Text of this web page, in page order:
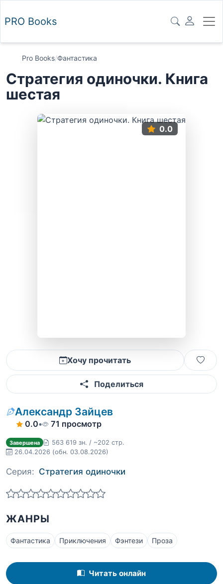
PRO Books
Pro Books/Фантастика
Стратегия одиночки. Книга
шестая
0.0
Хочу прочитать
Поделиться
Александр Зайцев
0.0• 71 просмотр
Завершена
563 619 зн. / ~202 стр.
26.04.2026 (обн. 03.08.2026)
Серия: Стратегия одиночки
ЖАНРЫ
Фантастика Приключения Фэнтези Проза
Читать онлайн